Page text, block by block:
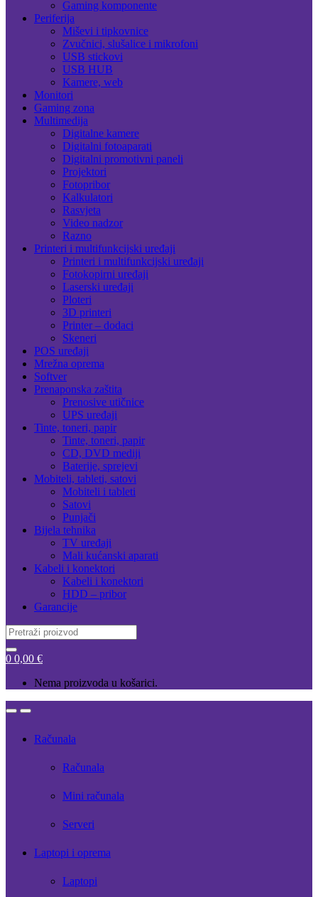
Gaming komponente
Periferija
Miševi i tipkovnice
Zvučnici, slušalice i mikrofoni
USB stickovi
USB HUB
Kamere, web
Monitori
Gaming zona
Multimedija
Digitalne kamere
Digitalni fotoaparati
Digitalni promotivni paneli
Projektori
Fotopribor
Kalkulatori
Rasvjeta
Video nadzor
Razno
Printeri i multifunkcijski uređaji
Printeri i multifunkcijski uređaji
Fotokopirni uređaji
Laserski uređaji
Ploteri
3D printeri
Printer – dodaci
Skeneri
POS uređaji
Mrežna oprema
Softver
Prenaponska zaštita
Prenosive utičnice
UPS uređaji
Tinte, toneri, papir
Tinte, toneri, papir
CD, DVD mediji
Baterije, sprejevi
Mobiteli, tableti, satovi
Mobiteli i tableti
Satovi
Punjači
Bijela tehnika
TV uređaji
Mali kućanski aparati
Kabeli i konektori
Kabeli i konektori
HDD – pribor
Garancije
Search
for:
0 0,00 €
Nema proizvoda u košarici.
OpenClose
Računala
Računala
Mini računala
Serveri
Laptopi i oprema
Laptopi